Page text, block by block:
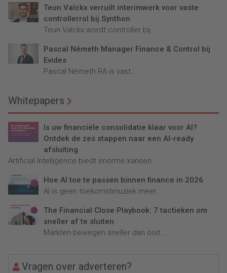
Teun Valckx verruilt interimwerk voor vaste
controllerrol bij Synthon
Teun Valckx wordt controller bij...
Pascal Németh Manager Finance & Control bij
Evides
Pascal Németh RA is vast...
Whitepapers
Is uw financiële consolidatie klaar voor AI?
Ontdek de zes stappen naar een AI-ready
afsluiting
Artificial Intelligence biedt enorme kansen...
Hoe AI toe te passen binnen finance in 2026
AI is geen toekomstmuziek meer...
The Financial Close Playbook: 7 tactieken om
sneller af te sluiten
Markten bewegen sneller dan ooit....
Vragen over adverteren?